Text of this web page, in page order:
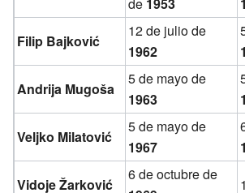
Filip Bajković
12 de julio de
1962
Andrija Mugoša
5 de mayo de
1963
Veljko Milatović
5 de mayo de
1967
Vidoje Žarković
6 de octubre de